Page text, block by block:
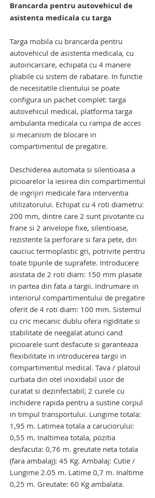
Brancarda pentru autovehicul de
asistenta medicala cu targa
Targa mobila cu brancarda pentru
autovehicul de asistenta medicala, cu
autoincarcare, echipata cu 4 manere
pliabile cu sistem de rabatare. In functie
de necesitatile clientului se poate
configura un pachet complet: targa
autovehicul medical, platforma targa
ambulanta medicala cu rampa de acces
si mecanism de blocare in
compartimentul de pregatire.
Deschiderea automata si silentioasa a
picioarelor la iesirea din compartimentul
de ingrijiri medicale fara interventia
utilizatorului. Echipat cu 4 roti diametru:
200 mm, dintre care 2 sunt pivotante cu
frane si 2 anvelope fixe, silentioase,
rezistente la perforare si fara pete, din
cauciuc termoplastic gri, potrivite pentru
toate tipurile de suprafete. Introducere
asistata de 2 roti diam: 150 mm plasate
in partea din fata a targii. Indrumare in
interiorul compartimentului de pregatire
oferit de 4 roti diam: 100 mm. Sistemul
cu cric mecanic dublu ofera rigiditate si
stabilitate de neegalat atunci cand
picioarele sunt desfacute si garanteaza
flexibilitate in introducerea targii in
compartimentul medical. Tava / platoul
curbata din otel inoxidabil usor de
curatat si dezinfectabil; 2 curele cu
inchidere rapida pentru a sustine corpul
in timpul transportului. Lungime totala:
1,95 m. Latimea totala a caruciorului:
0,55 m. Inaltimea totala, pozitia
desfacuta: 0,76 m. greutate neta totala
(fara ambalaj): 45 Kg. Ambalaj: Cutie /
Lungime 2.05 m. Latime 0,7 m. Inaltime
0,25 m. Greutate: 60 Kg ambalata.